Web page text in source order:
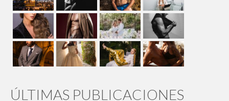
ÚLTIMAS PUBLICACIONES